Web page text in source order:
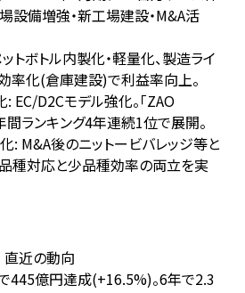
設備増強・新工場建設・M&A活
トボトル内製化・軽量化、製造ライ
率化(倉庫建設)で利益率向上。
EC/D2Cモデル強化。「ZAO
間ランキング4年連続1位で展開。
: M&A後のニットービバレッジ等と
種対応と少品種効率の両立を実
近の動向
445億円達成(+16.5%)。6年で2.3